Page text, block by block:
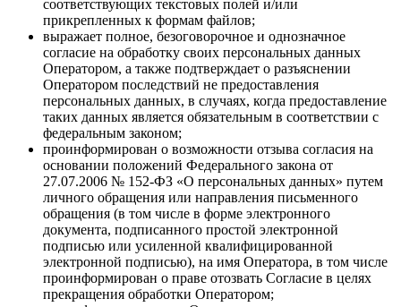
соответствующих текстовых полей и/или
прикрепленных к формам файлов;
выражает полное, безоговорочное и однозначное
согласие на обработку своих персональных данных
Оператором, а также подтверждает о разъяснении
Оператором последствий не предоставления
персональных данных, в случаях, когда предоставление
таких данных является обязательным в соответствии с
федеральным законом;
проинформирован о возможности отзыва согласия на
основании положений Федерального закона от
27.07.2006 № 152-ФЗ «О персональных данных» путем
личного обращения или направления письменного
обращения (в том числе в форме электронного
документа, подписанного простой электронной
подписью или усиленной квалифицированной
электронной подписью), на имя Оператора, в том числе
проинформирован о праве отозвать Согласие в целях
прекращения обработки Оператором;